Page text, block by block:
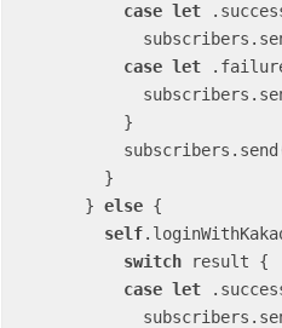
case let
case let
      }
else {
self
switch result {
case let